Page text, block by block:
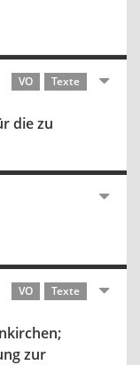
VO Texte
die zu
VO Texte
zur